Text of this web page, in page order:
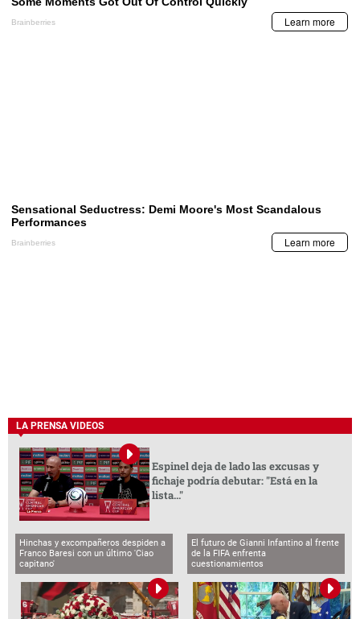
LA PRENSA VIDEOS
Espinel deja de lado las excusas y
fichaje podría debutar: "Está en la
lista..."
Hinchas y excompañeros despiden a
Franco Baresi con un último 'Ciao
capitano'
El futuro de Gianni Infantino al frente
de la FIFA enfrenta
cuestionamientos